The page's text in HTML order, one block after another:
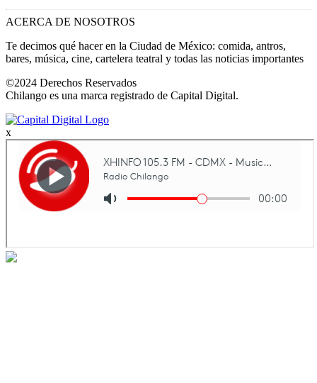
ACERCA DE NOSOTROS
Te decimos qué hacer en la Ciudad de México: comida, antros,
bares, música, cine, cartelera teatral y todas las noticias importantes
©2024 Derechos Reservados
Chilango es una marca registrado de Capital Digital.
x